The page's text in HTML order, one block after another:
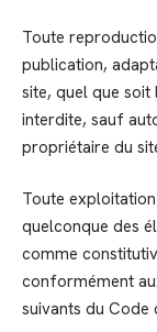
Toute
publication,
site, quel que
interdite, sauf
propriétaire du
Toute
quelconque des
comme
conformément
suivants du Code